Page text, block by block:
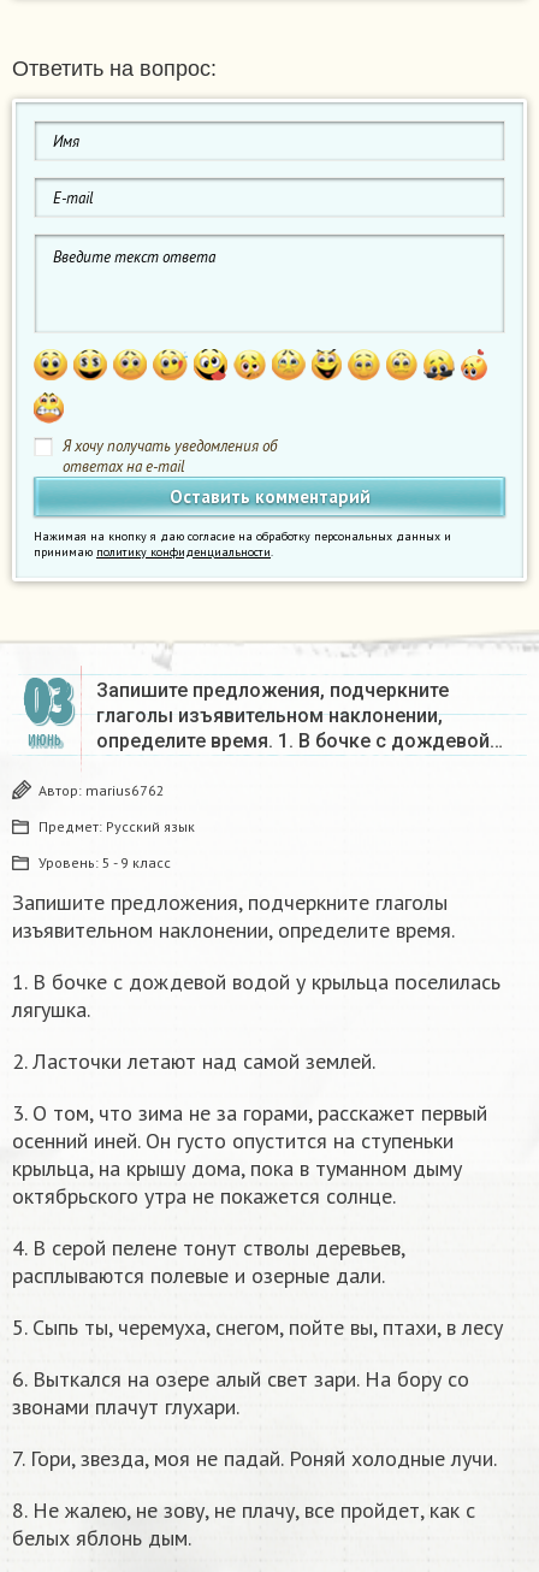
Ответить на вопрос:
Я хочу получать уведомления об
ответах на e-mail
Нажимая на кнопку я даю согласие на обработку персональных данных и
принимаю политику конфиденциальности.
03
ИЮНЬ
Запишите предложения, подчеркните
глаголы изъявительном наклонении,
определите время. 1. В бочке с дождевой…
Автор: marius6762
Предмет: Русский язык
Уровень: 5 - 9 класс
Запишите предложения, подчеркните глаголы
изъявительном наклонении, определите время.
1. В бочке с дождевой водой у крыльца поселилась
лягушка.
2. Ласточки летают над самой землей.
3. О том, что зима не за горами, расскажет первый
осенний иней. Он густо опустится на ступеньки
крыльца, на крышу дома, пока в туманном дыму
октябрьского утра не покажется солнце.
4. В серой пелене тонут стволы деревьев,
расплываются полевые и озерные дали.
5. Сыпь ты, черемуха, снегом, пойте вы, птахи, в лесу
6. Выткался на озере алый свет зари. На бору со
звонами плачут глухари.
7. Гори, звезда, моя не падай. Роняй холодные лучи.
8. Не жалею, не зову, не плачу, все пройдет, как с
белых яблонь дым.